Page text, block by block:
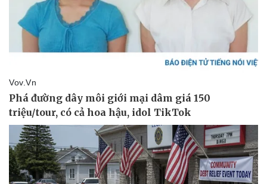
Tin nóng
Tư vấn luật
Việt Nam
Phân tích